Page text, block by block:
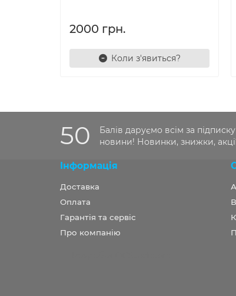
2000 грн.
Коли з'явиться?
50
Балів даруємо всім за
новини! Новинки, знижки,
Інформація
Доставка
Оплата
Гарантія та сервіс
Про компанію